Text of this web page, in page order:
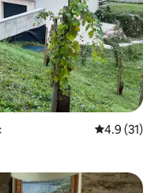
平均评分
4.9 (31)